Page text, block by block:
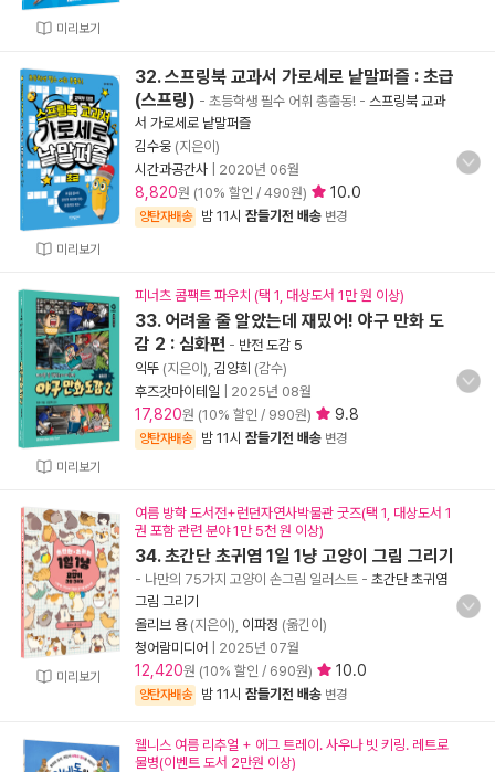
미리보기
미리보기
32. 스프링북 교과서 가로세로 낱말퍼즐 : 초급
(스프링) - 초등학생 필수 어휘 총출동! - 스프링북 교과
서 가로세로 낱말퍼즐
김수웅 (지은이)
시간과공간사
2020년 06월
8,820원 (10% 할인 / 490원) 10.0
양탄자배송 밤 11시 잠들기전 배송 변경
미리보기
피너츠 콤팩트 파우치 (택 1, 대상도서 1만 원 이상)
33. 어려울 줄 알았는데 재밌어! 야구 만화 도
감 2 : 심화편 - 반전 도감 5
익뚜 (지은이), 김양희 (감수)
후즈갓마이테일
2025년 08월
17,820원 (10% 할인 / 990원) 9.8
양탄자배송 밤 11시 잠들기전 배송 변경
미리보기
여름 방학 도서전+런던자연사박물관 굿즈(택 1, 대상도서 1
권 포함 관련 분야 1만 5천 원 이상)
34. 초간단 초귀염 1일 1냥 고양이 그림 그리기
- 나만의 75가지 고양이 손그림 일러스트 - 초간단 초귀염
그림 그리기
올리브 용(지은이), 이파정 (옮긴이)
청어람미디어
2025년 07월
12,420원 (10% 할인 / 690원) 10.0
양탄자배송 밤 11시 잠들기전 배송 변경
웰니스 여름 리추얼 + 에그 트레이. 사우나 빗 키링. 레트로
물병(이벤트 도서 2만원 이상)